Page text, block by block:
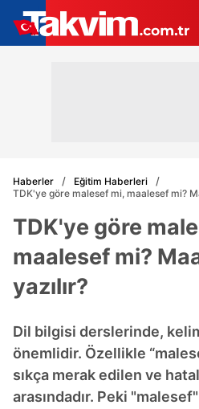
Haberler
Eğitim Haberleri
TDK'ye göre malesef mi, maalesef mi?
TDK'ye göre
maalesef mi?
yazılır?
Dil bilgisi derslerinde,
önemlidir. Özellikle
sıkça merak edilen ve
arasındadır. Peki "malesef"